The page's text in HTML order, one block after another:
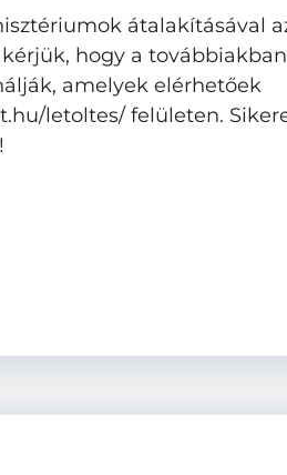
átalakításával
hogy a
amelyek elérhetőek
letoltes/ felületen.